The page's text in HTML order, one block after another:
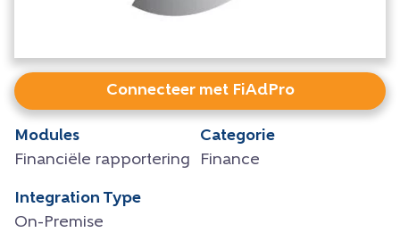
Connecteer met FiAdPro
Modules
Financiële rapportering
Categorie
Finance
Integration Type
On-Premise